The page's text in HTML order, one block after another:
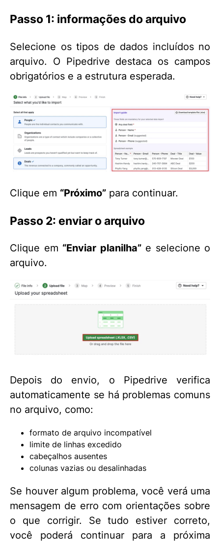
Passo 1: informações do arquivo
Selecione os tipos de dados incluídos no
arquivo. O Pipedrive destaca os campos
obrigatórios e a estrutura esperada.
Clique em “Próximo” para continuar.
Passo 2: enviar o arquivo
Clique em “Enviar planilha”e selecione o
arquivo.
Depois do envio, o Pipedrive verifica
automaticamente se há problemas comuns
no arquivo, como:
formato de arquivo incompatível
limite de linhas excedido
cabeçalhos ausentes
colunas vazias ou desalinhadas
Se houver algum problema, você verá uma
mensagem de erro com orientações sobre
o que corrigir. Se tudo estiver correto,
você poderá continuar para a próxima